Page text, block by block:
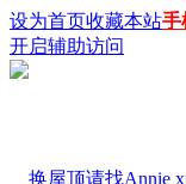
设为首页收藏本站手
开启辅助访问